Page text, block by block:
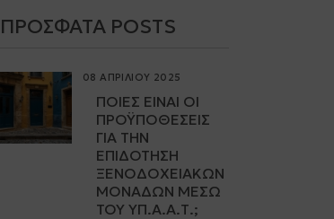
ΠΡΌΣΦΑΤΑ POSTS
08 ΑΠΡΙΛΙΟΥ 2025
ΠΟΙΕΣ ΕΊΝΑΙ ΟΙ
ΠΡΟΫΠΟΘΈΣΕΙΣ
ΓΙΑ ΤΗΝ
ΕΠΙΔΌΤΗΣΗ
ΞΕΝΟΔΟΧΕΙΑΚΏΝ
ΜΟΝΆΔΩΝ ΜΈΣΩ
ΤΟΥ ΥΠ.Α.Α.Τ.;